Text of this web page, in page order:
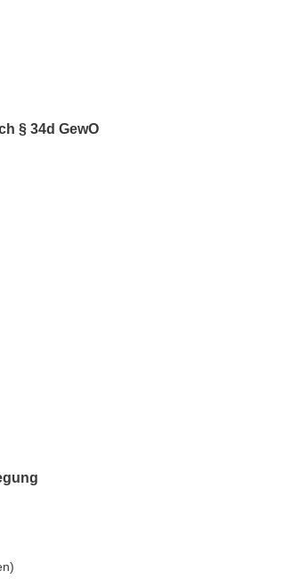
§ 34d GewO